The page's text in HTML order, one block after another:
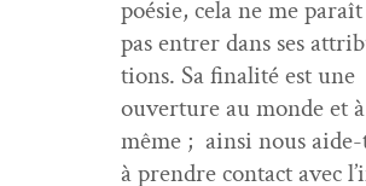
poésie, cela ne me
pas entr­er dans ses
tions. Sa final­ité est une
ouver­ture au monde et
même ; ain­si nous
à pren­dre con­tact avec